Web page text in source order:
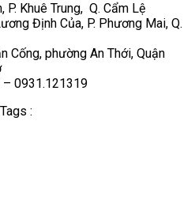
P. Khuê Trung, Q. Cẩm Lệ
Định Của, P. Phương Mai, Q.
Cống, phường An Thới, Quận
0931.121319
: